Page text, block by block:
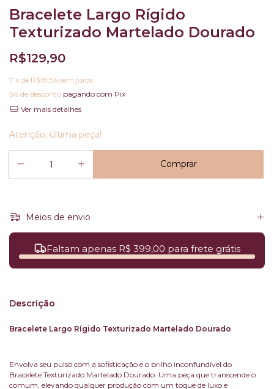
Bracelete Largo Rígido
Texturizado Martelado Dourado
R$129,90
7 x de R$18,56 sem juros
5% de desconto pagando com Pix
Ver mais detalhes
Atenção, última peça!
Meios de envio
Faltam apenas R$ 399,00 para frete grátis
Descrição
Bracelete Largo Rígido Texturizado Martelado Dourado
Envolva seu pulso com a sofisticação e o brilho inconfundível do
Bracelete Texturizado Martelado Dourado. Uma peça que transcende o
comum, elevando qualquer produção com um toque de luxo e